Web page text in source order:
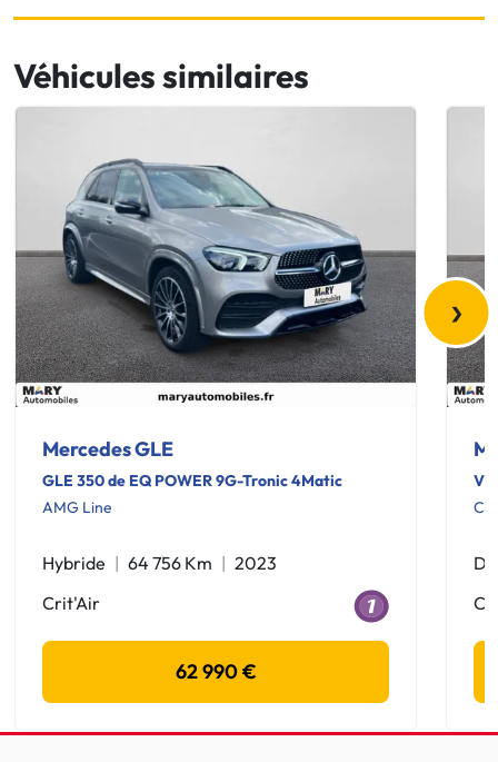
Véhicules similaires
Mercedes GLE
GLE 350 de EQ POWER 9G-Tronic 4Matic
AMG Line
Hybride 64 756 Km
2023
Crit'Air
62 990 €
›